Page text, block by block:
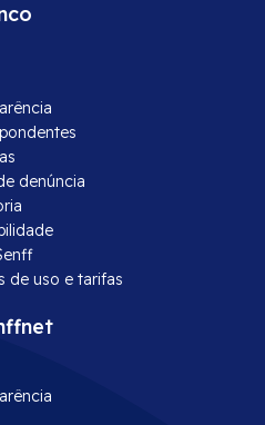
denúncia
de uso e tarifas